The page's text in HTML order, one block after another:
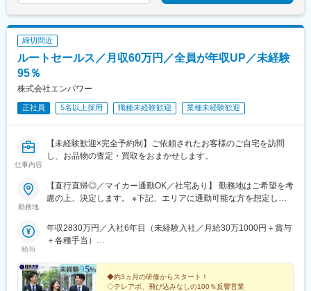
締切間近
ルートセールス／月収60万円／全員が年収UP／未経験
95％
株式会社エンパワー
正社員 5名以上採用 職種未経験歓迎 業種未経験歓迎
仕事内容
【未経験歓迎×完全予約制】ご依頼されたお客様のご自宅を訪問
し、お品物の査定・買取をおまかせします。
勤務地
【直行直帰◎／マイカー通勤OK／社宅あり】 勤務地はご希望を考
慮の上、決定します。 ※下記、エリアに通勤可能な方を想定して
会社負担） ■北海道エリア北海道札幌市■東北エリア福島県福島市
■関東エリア東京都、神奈川県、埼玉県、千葉県、栃木県、茨城
エリア広島県広島市岡山県岡山市■九州エリア福岡県熊本県熊本市
※適性に応じて直営店舗で経験を積んでいただく場合もあります。
※マイカー通勤OK（地域により規定あり。詳細はお問合せくださ
給与
年収2830万円／入社6年目（未経験入社／月給30万1000円＋賞与
＋各種手当）
＋各種手当）
◆約3ヵ月の研修からスタート！
◇テレアポ、飛び込みなしの100％反響営業